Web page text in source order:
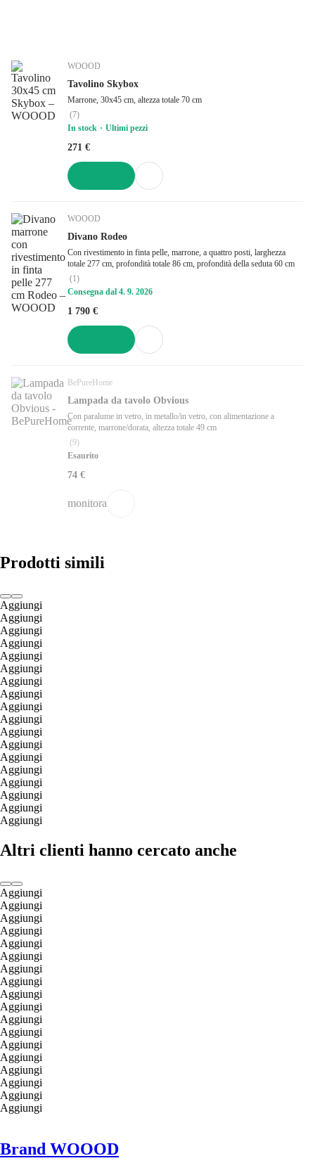
WOOOD
Tavolino Skybox
Marrone, 30x45 cm, altezza totale 70 cm
(7)
In stock
Ultimi pezzi
271 €
WOOOD
Divano Rodeo
Con rivestimento in finta pelle, marrone, a quattro posti, larghezza
totale 277 cm, profondità totale 86 cm, profondità della seduta 60 cm
(1)
Consegna dal 4. 9. 2026
1 790 €
BePureHome
Lampada da tavolo Obvious
Con paralume in vetro, in metallo/in vetro, con alimentazione a
corrente, marrone/dorata, altezza totale 49 cm
(9)
Esaurito
74 €
monitora
Prodotti simili
Aggiungi
Aggiungi
Aggiungi
Aggiungi
Aggiungi
Aggiungi
Aggiungi
Aggiungi
Aggiungi
Aggiungi
Aggiungi
Aggiungi
Aggiungi
Aggiungi
Aggiungi
Aggiungi
Aggiungi
Aggiungi
Altri clienti hanno cercato anche
Aggiungi
Aggiungi
Aggiungi
Aggiungi
Aggiungi
Aggiungi
Aggiungi
Aggiungi
Aggiungi
Aggiungi
Aggiungi
Aggiungi
Aggiungi
Aggiungi
Aggiungi
Aggiungi
Aggiungi
Aggiungi
Brand WOOOD